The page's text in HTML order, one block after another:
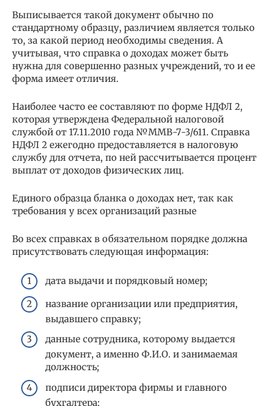
Выписывается такой документ обычно по
стандартному образцу, различием является только
то, за какой период необходимы сведения. А
учитывая, что справка о доходах может быть
нужна для совершенно разных учреждений, то и ее
форма имеет отличия.
Наиболее часто ее составляют по форме НДФЛ 2,
которая утверждена Федеральной налоговой
службой от 17.11.2010 года №ММВ-7-3/611. Справка
НДФЛ 2 ежегодно предоставляется в налоговую
службу для отчета, по ней рассчитывается процент
выплат от доходов физических лиц.
Единого образца бланка о доходах нет, так как
требования у всех организаций разные
Во всех справках в обязательном порядке должна
присутствовать следующая информация:
дата выдачи и порядковый номер;
название организации или предприятия,
выдавшего справку;
данные сотрудника, которому выдается
документ, а именно Ф.И.О. и занимаемая
должность;
подписи директора фирмы и главного
бухгалтера;